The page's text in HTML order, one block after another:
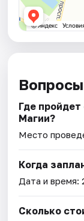
Где
Магии?
Место
Когда
Дата и время:
Сколько